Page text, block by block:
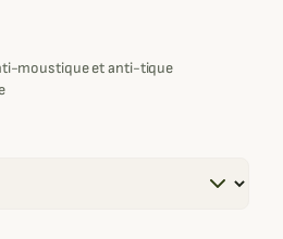
moustique et anti-tique